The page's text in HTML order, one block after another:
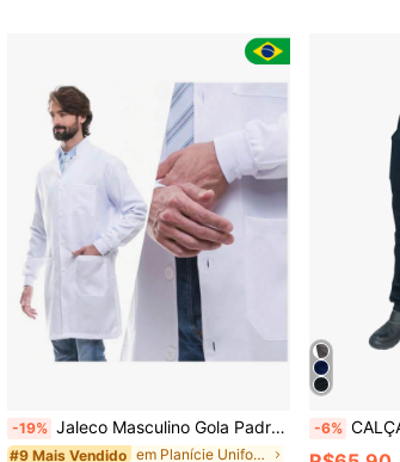
-19% Jaleco Masculino Gola Padre Branco Oxford C/ Punhos Algarve
#9 Mais Vendido em Planície Uniformes masculinos, roupas de chef e
-6% CALÇA REFORÇADA! Brim